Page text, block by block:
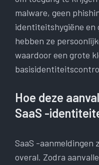
malware, geen
identiteitshygiëne en
hebben ze
waardoor een grote
Hoe deze
SaaS -
SaaS -aanmeldingen
overal. Zodra